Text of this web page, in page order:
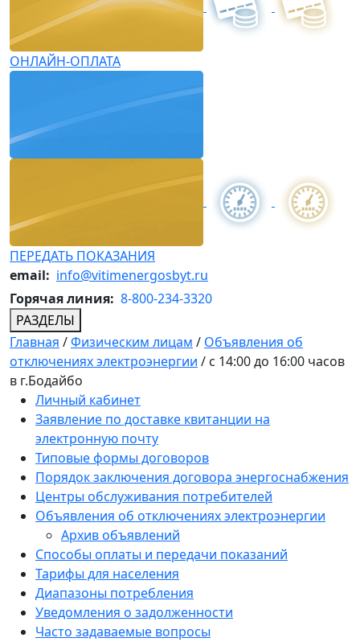
ОНЛАЙН-ОПЛАТА
ПЕРЕДАТЬ ПОКАЗАНИЯ
email: info@vitimenergosbyt.ru
Горячая линия: 8-800-234-3320
РАЗДЕЛЫ
Главная /Физическим лицам / Объявления об
отключениях электроэнергии / с 14:00 до 16:00 часов
в г.Бодайбо
Личный кабинет
Заявление по доставке квитанции на
электронную почту
Типовые формы договоров
Порядок заключения договора энергоснабжения
Центры обслуживания потребителей
Объявления об отключениях электроэнергии
Архив объявлений
Способы оплаты и передачи показаний
Тарифы для населения
Диапазоны потребления
Уведомления о задолженности
Часто задаваемые вопросы